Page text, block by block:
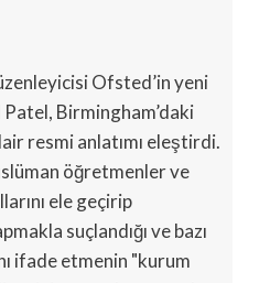
Ofsted’in yeni
Birmingham’daki
resmi anlatımı eleştirdi.
öğretmenler ve
ele geçirip
suçlandığı ve bazı
ifade etmenin "kurum